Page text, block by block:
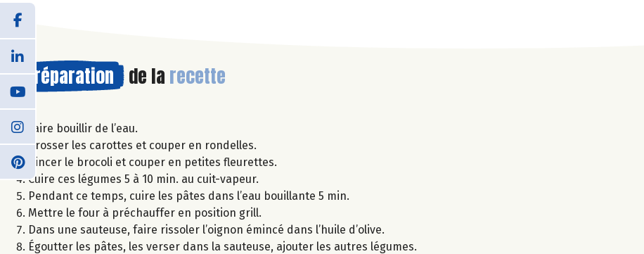
Préparation de la recette
Faire bouillir de l’eau.
Brosser les carottes et couper en rondelles.
Rincer le brocoli et couper en petites fleurettes.
Cuire ces légumes 5 à 10 min. au cuit-vapeur.
Pendant ce temps, cuire les pâtes dans l’eau bouillante 5 min.
Mettre le four à préchauffer en position grill.
Dans une sauteuse, faire rissoler l’oignon émincé dans l’huile d’olive.
Égoutter les pâtes, les verser dans la sauteuse, ajouter les autres légumes.